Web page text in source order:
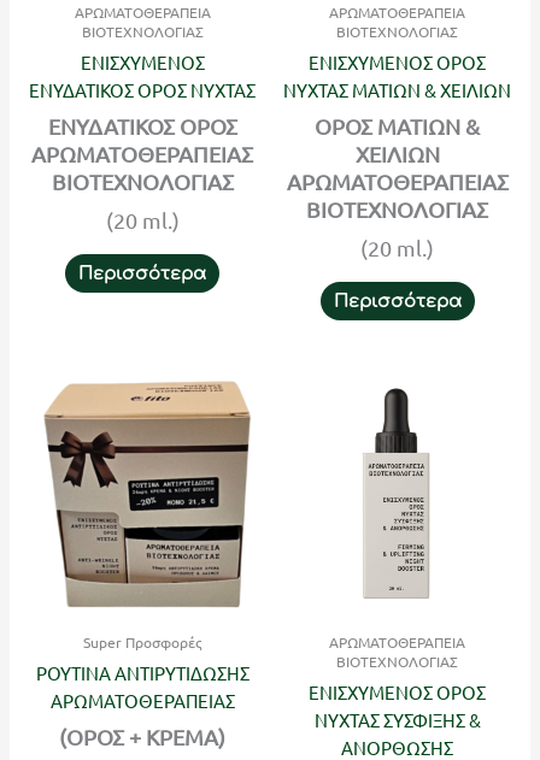
ΑΡΩΜΑΤΟΘΕΡΑΠΕΙΑ
ΒΙΟΤΕΧΝΟΛΟΓΙΑΣ
ΕΝΙΣΧΥΜΕΝΟΣ
ΕΝΥΔΑΤΙΚΟΣ ΟΡΟΣ ΝΥΧΤΑΣ
ΕΝΥΔΑΤΙΚΟΣ ΟΡΟΣ
ΑΡΩΜΑΤΟΘΕΡΑΠΕΙΑΣ
ΒΙΟΤΕΧΝΟΛΟΓΙΑΣ
(20 ml.)
Περισσότερα
ΑΡΩΜΑΤΟΘΕΡΑΠΕΙΑ
ΒΙΟΤΕΧΝΟΛΟΓΙΑΣ
ΕΝΙΣΧΥΜΕΝΟΣ ΟΡΟΣ
ΝΥΧΤΑΣ ΜΑΤΙΩΝ & ΧΕΙΛΙΩΝ
ΟΡΟΣ ΜΑΤΙΩΝ &
ΧΕΙΛΙΩΝ
ΑΡΩΜΑΤΟΘΕΡΑΠΕΙΑΣ
ΒΙΟΤΕΧΝΟΛΟΓΙΑΣ
(20 ml.)
Περισσότερα
Super Προσφορές
ΡΟΥΤΙΝΑ ΑΝΤΙΡΥΤΙΔΩΣΗΣ
ΑΡΩΜΑΤΟΘΕΡΑΠΕΙΑΣ
(ΟΡΟΣ + ΚΡΕΜΑ)
ΑΡΩΜΑΤΟΘΕΡΑΠΕΙΑ
ΒΙΟΤΕΧΝΟΛΟΓΙΑΣ
ΕΝΙΣΧΥΜΕΝΟΣ ΟΡΟΣ
ΝΥΧΤΑΣ ΣΥΣΦΙΞΗΣ &
ΑΝΟΡΘΩΣΗΣ